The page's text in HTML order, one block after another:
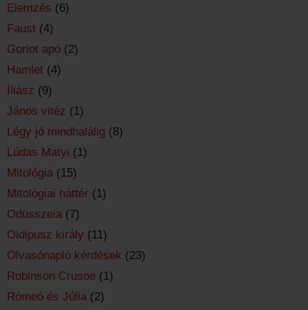
Elemzés (6)
Faust (4)
Goriot apó (2)
Hamlet (4)
Íliász (9)
János vitéz (1)
Légy jó mindhalálig (8)
Lúdas Matyi (1)
Mitológia (15)
Mitológiai háttér (1)
Odüsszeia (7)
Oidipusz király (11)
Olvasónapló kérdések (23)
Robinson Crusoe (1)
Rómeó és Júlia (2)